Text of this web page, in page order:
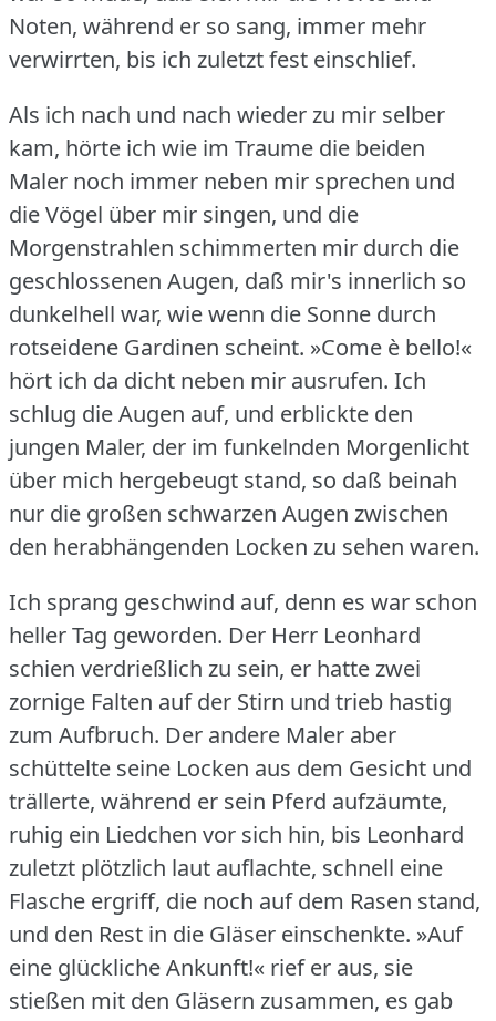
Noten, während er so sang, immer mehr
verwirrten, bis ich zuletzt fest einschlief.
Als ich nach und nach wieder zu mir selber
kam, hörte ich wie im Traume die beiden
Maler noch immer neben mir sprechen und
die Vögel über mir singen, und die
Morgenstrahlen schimmerten mir durch die
geschlossenen Augen, daß mir's innerlich so
dunkelhell war, wie wenn die Sonne durch
rotseidene Gardinen scheint. »Come è bello!«
hört ich da dicht neben mir ausrufen. Ich
schlug die Augen auf, und erblickte den
jungen Maler, der im funkelnden Morgenlicht
über mich hergebeugt stand, so daß beinah
nur die großen schwarzen Augen zwischen
den herabhängenden Locken zu sehen waren.
Ich sprang geschwind auf, denn es war schon
heller Tag geworden. Der Herr Leonhard
schien verdrießlich zu sein, er hatte zwei
zornige Falten auf der Stirn und trieb hastig
zum Aufbruch. Der andere Maler aber
schüttelte seine Locken aus dem Gesicht und
trällerte, während er sein Pferd aufzäumte,
ruhig ein Liedchen vor sich hin, bis Leonhard
zuletzt plötzlich laut auflachte, schnell eine
Flasche ergriff, die noch auf dem Rasen stand,
und den Rest in die Gläser einschenkte. »Auf
eine glückliche Ankunft!« rief er aus, sie
stießen mit den Gläsern zusammen, es gab